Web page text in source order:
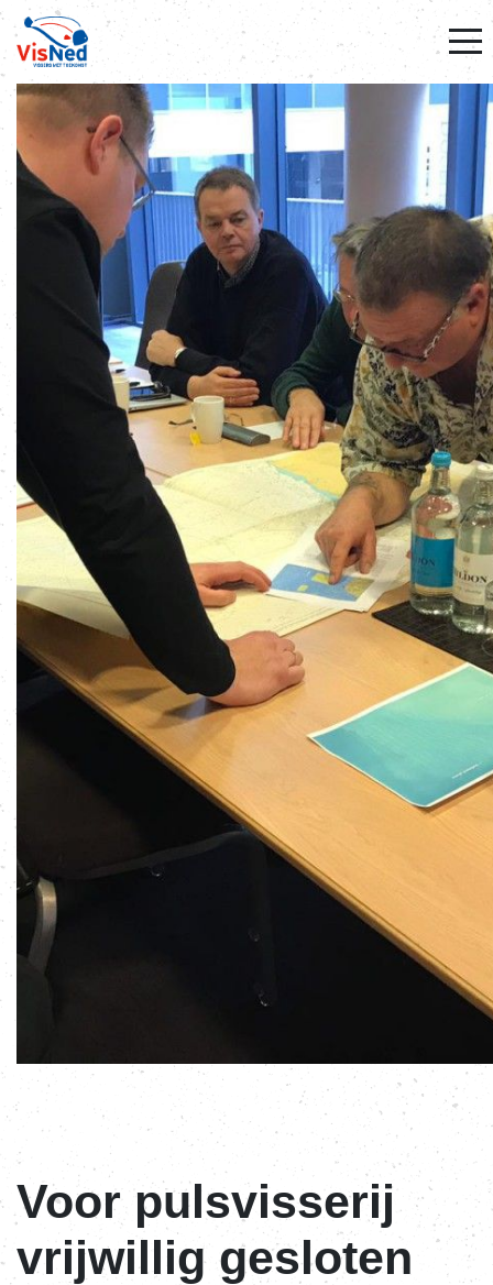
Voor pulsvisserij
vrijwillig gesloten